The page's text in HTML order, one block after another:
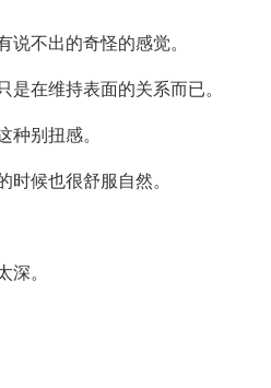
不出的奇怪的感觉。
在维持表面的关系而已。
别扭感。
候也很舒服自然。
。